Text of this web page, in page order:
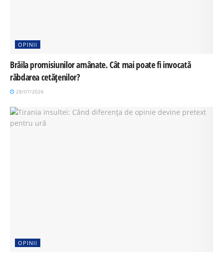
OPINII
Brăila promisiunilor amânate. Cât mai poate fi invocată
răbdarea cetățenilor?
28/07/2026
OPINII